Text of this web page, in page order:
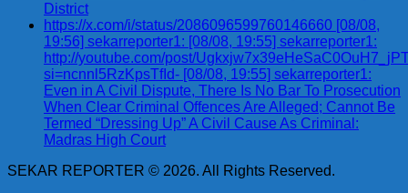
District
https://x.com/i/status/2086096599760146660 [08/08,
19:56] sekarreporter1: [08/08, 19:55] sekarreporter1:
http://youtube.com/post/
si=ncnnl5RzKpsTfId- [08/08, 19:55] sekarreporter1:
Even in A Civil Dispute, There Is No Bar To Prosecution
When Clear Criminal Offences Are Alleged; Cannot Be
Termed “Dressing Up” A Civil Cause As Criminal:
Madras High Court
SEKAR REPORTER © 2026. All Rights Reserved.